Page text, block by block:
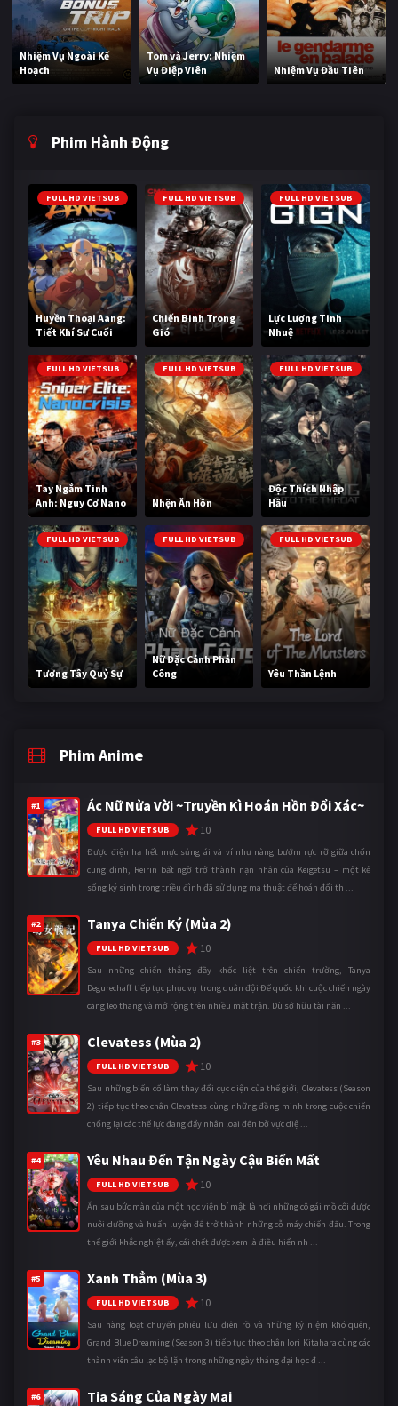
Nhiệm Vụ Ngoài Kế
Hoạch
Tom và Jerry: Nhiệm
Vụ Điệp Viên
Nhiệm Vụ Đầu Tiên
Phim Hành Động
FULL HD VIETSUB
Huyền Thoại Aang:
Tiết Khí Sư Cuối
Cùng
FULL HD VIETSUB
Chiến Binh Trong
Gió
FULL HD VIETSUB
Lực Lượng Tinh
Nhuệ
FULL HD VIETSUB
Tay Ngắm Tinh
Anh: Nguy Cơ Nano
FULL HD VIETSUB
Nhện Ăn Hồn
FULL HD VIETSUB
Độc Thích Nhập
Hầu
FULL HD VIETSUB
Tương Tây Quỷ Sự
FULL HD VIETSUB
Nữ Đặc Cảnh Phản
Công
FULL HD VIETSUB
Yêu Thần Lệnh
Phim Anime
#1 Ác Nữ Nửa Vời ~Truyền Kì Hoán Hồn Đổi Xác~
FULL HD VIETSUB 10
Được điện hạ hết mực sủng ái và ví như nàng bướm rực rỡ giữa chốn
cung đình, Reirin bất ngờ trở thành nạn nhân của Keigetsu – một kẻ
sống ký sinh trong triều đình đã sử dụng ma thuật để hoán đổi th ...
#2 Tanya Chiến Ký (Mùa 2)
FULL HD VIETSUB 10
Sau những chiến thắng đầy khốc liệt trên chiến trường, Tanya
Degurechaff tiếp tục phục vụ trong quân đội Đế quốc khi cuộc chiến ngày
càng leo thang và mở rộng trên nhiều mặt trận. Dù sở hữu tài năn ...
#3 Clevatess (Mùa 2)
FULL HD VIETSUB 10
Sau những biến cố làm thay đổi cục diện của thế giới, Clevatess (Season
2) tiếp tục theo chân Clevatess cùng những đồng minh trong cuộc chiến
chống lại các thế lực đang đẩy nhân loại đến bờ vực diệ ...
#4 Yêu Nhau Đến Tận Ngày Cậu Biến Mất
FULL HD VIETSUB 10
Ẩn sau bức màn của một học viện bí mật là nơi những cô gái mồ côi được
nuôi dưỡng và huấn luyện để trở thành những cỗ máy chiến đấu. Trong
thế giới khắc nghiệt ấy, cái chết được xem là điều hiển nh ...
#5 Xanh Thẳm (Mùa 3)
FULL HD VIETSUB 10
Sau hàng loạt chuyến phiêu lưu điên rồ và những kỷ niệm khó quên,
Grand Blue Dreaming (Season 3) tiếp tục theo chân Iori Kitahara cùng các
thành viên câu lạc bộ lặn trong những ngày tháng đại học đ ...
#6 Tia Sáng Của Ngày Mai